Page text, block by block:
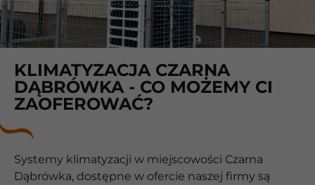
KLIMATYZACJA CZARNA
DĄBRÓWKA - CO MOŻEMY CI
ZAOFEROWAĆ?
Systemy klimatyzacji w miejscowości Czarna
Dąbrówka, dostępne w ofercie naszej firmy są